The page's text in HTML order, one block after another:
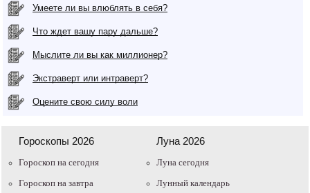
Умеете ли вы влюблять в себя?
Что ждет вашу пару дальше?
Мыслите ли вы как миллионер?
Экстраверт или интраверт?
Оцените свою силу воли
Гороскопы 2026
Гороскоп на сегодня
Гороскоп на завтра
Луна 2026
Луна сегодня
Лунный календарь